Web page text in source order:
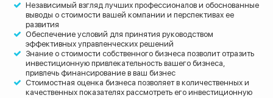
Независимый взгляд лучших профессионалов и обоснованные
выводы о стоимости вашей компании и перспективах ее
развития
Обеспечение условий для принятия руководством
эффективных управленческих решений
Знание о стоимости собственного бизнеса позволит отразить
инвестиционную привлекательность вашего бизнеса,
привлечь финансирование в ваш бизнес
Стоимостная оценка бизнеса позволяет в количественных и
качественных показателях рассмотреть его инвестиционную